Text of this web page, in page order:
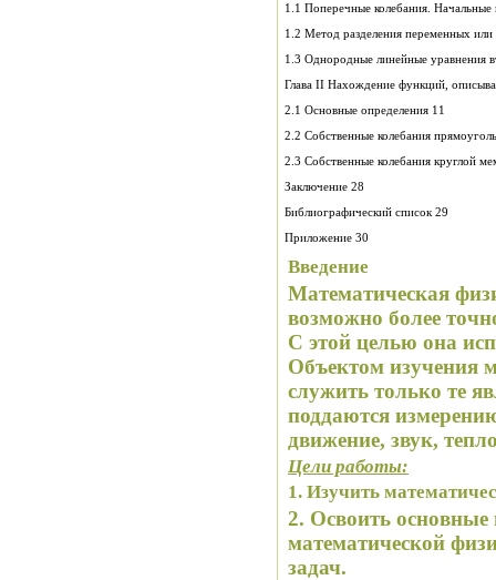
1.1 Поперечные колебания. Начальные
1.2 Метод разделения переменных
1.3 Однородные линейные уравнения
Глава II Нахождение функций,
2.1 Основные определения 11
2.2 Собственные колебания
2.3 Собственные колебания круглой
Заключение 28
Библиографический список 29
Приложение 30
Введение
Математическая
возможно более
С этой целью она
Объектом изучения
служить только те яв
поддаются
движение, звук,
Цели работы:
1. Изучить
2. Освоить
математической ф
задач.